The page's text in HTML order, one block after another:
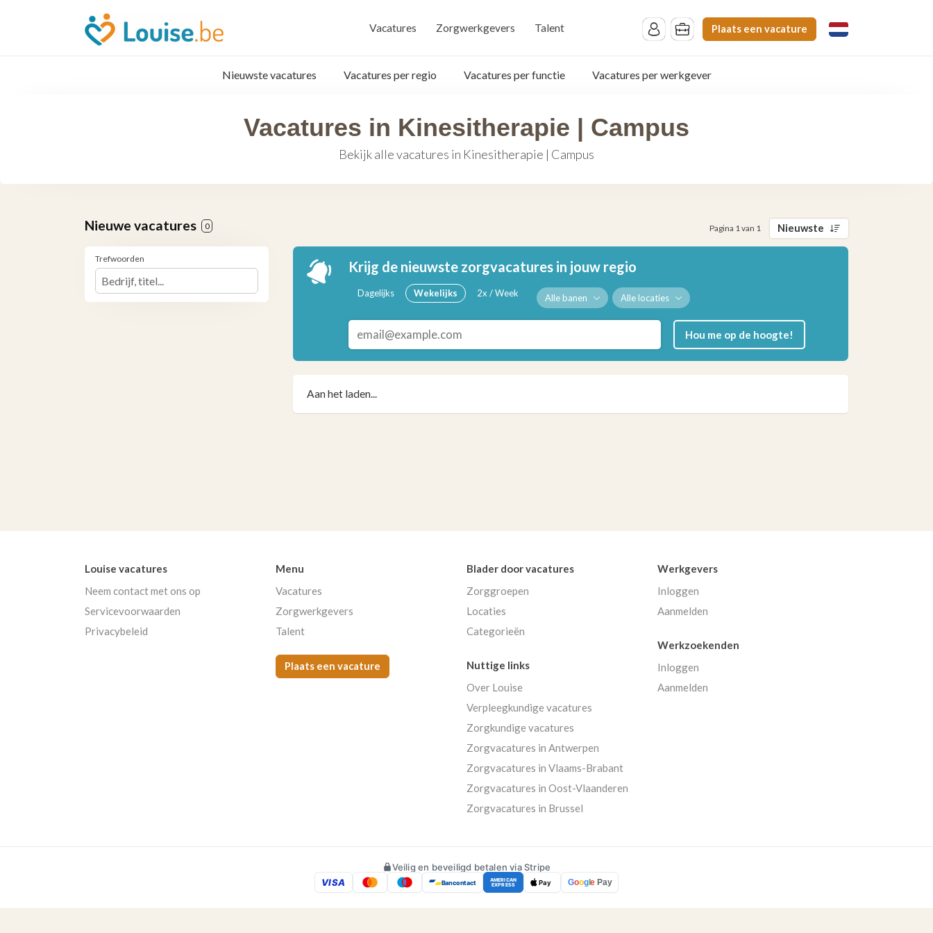
Vacatures Zorgwerkgevers Talent Plaats een vacature
Nieuwste vacatures Vacatures per regio Vacatures per functie Vacatures per werkgever
Vacatures in Kinesitherapie | Campus
Bekijk alle vacatures in Kinesitherapie | Campus
Nieuwe vacatures 0 Pagina 1 van 1 Nieuwste
Trefwoorden Krijg de nieuwste zorgvacatures in jouw regio
Dagelijks Wekelijks 2x / Week Alle banen Alle locaties
Hou me op de hoogte!
Aan het laden...
Louise vacatures
Neem contact met ons op
Servicevoorwaarden
Privacybeleid
Menu
Vacatures
Zorgwerkgevers
Talent
Plaats een vacature
Blader door vacatures
Zorggroepen
Locaties
Categorieën
Werkgevers
Inloggen
Aanmelden
Werkzoekenden
Inloggen
Aanmelden
Nuttige links
Over Louise
Verpleegkundige vacatures
Zorgkundige vacatures
Zorgvacatures in Antwerpen
Zorgvacatures in Vlaams-Brabant
Zorgvacatures in Oost-Vlaanderen
Zorgvacatures in Brussel
Veilig en beveiligd betalen via Stripe
VISA
Bancontact AMERICAN
EXPRESS Pay Google Pay